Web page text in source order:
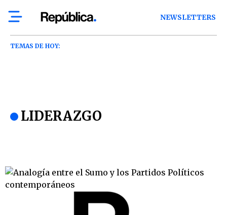
NEWSLETTERS
TEMAS DE HOY:
LIDERAZGO